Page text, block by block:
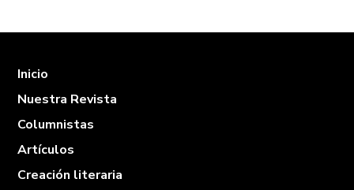
Inicio
Nuestra Revista
Columnistas
Artículos
Creación literaria